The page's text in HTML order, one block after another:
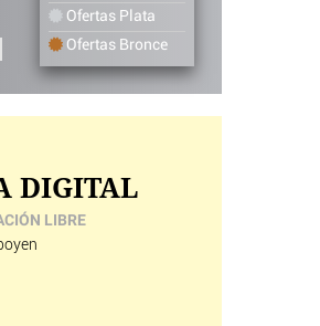
Ofertas Plata
Ofertas Bronce
DIGITAL
LIBRE